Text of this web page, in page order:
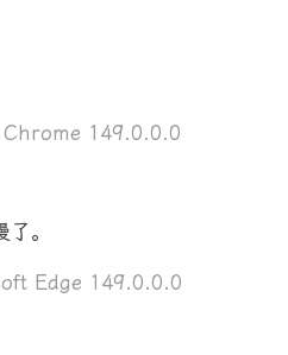
149.0.0.0
。
Edge 149.0.0.0